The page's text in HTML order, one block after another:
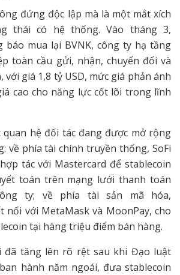
đứng độc lập mà là một mắt xích
thái có hệ thống. Vào tháng 3,
báo mua lại BVNK, công ty hạ tầng
toàn cầu gửi, nhận, chuyển đổi và
giá 1,8 tỷ USD, mức giá phản ánh
cao cho năng lực cốt lõi trong lĩnh
quan hệ đối tác đang được mở rộng
về phía tài chính truyền thống, SoFi
tác với Mastercard để stablecoin
toán trên mạng lưới thanh toán
ty; về phía tài sản mã hóa,
nối với MetaMask và MoonPay, cho
tại hàng triệu điểm bán hàng.
đã tăng lên rõ rệt sau khi Đạo luật
hành năm ngoái, đưa stablecoin